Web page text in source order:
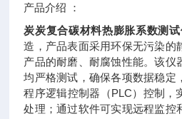
产品介绍 ：
炭炭复合碳材料热膨胀系数测
造，产品表面采用环保无污染的
产品的耐磨、耐腐蚀性能。该仪
均严格测试，确保各项数据稳定
程序逻辑控制器（PLC）控制，
处理；通过软件可实现远程监控